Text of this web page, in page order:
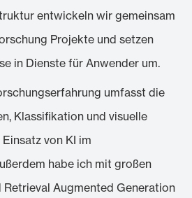
entwickeln wir gemeinsam
Projekte und setzen
in Dienste für Anwender um.
umfasst die
Klassifikation und visuelle
von KI im
habe ich mit großen
Augmented Generation